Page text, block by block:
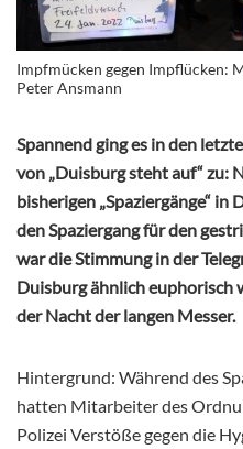
Impfmücken gegen Impflücken:
Peter Ansmann
Spannend ging es in den
von „Duisburg steht auf“ zu:
bisherigen „Spaziergänge“ in
den Spaziergang für den
war die Stimmung in der
Duisburg ähnlich euphorisch
der Nacht der langen Messer.
Hintergrund: Während des
hatten Mitarbeiter des
Polizei Verstöße gegen die